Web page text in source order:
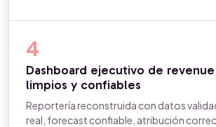
4
Dashboard ejecutivo de
limpios y confiables
Reportería reconstruida con datos
real, forecast confiable, atribución